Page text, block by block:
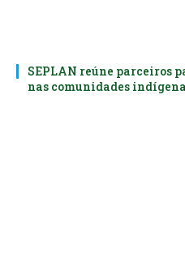
SEPLAN reúne parceiros
nas comunidades